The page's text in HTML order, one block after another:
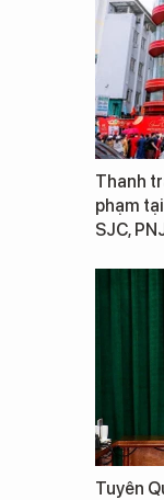
Thanh
phạm
SJC,
Tuyên